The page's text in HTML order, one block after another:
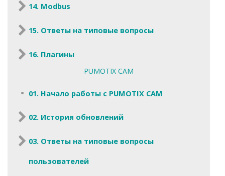
14. Modbus
15. Ответы на типовые вопросы
16. Плагины
PUMOTIX CAM
01. Начало работы с PUMOTIX CAM
02. История обновлений
03. Ответы на типовые вопросы
пользователей